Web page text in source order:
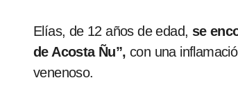
Elías, de 12 años de edad, se
de Acosta Ñu”, con una
venenoso.